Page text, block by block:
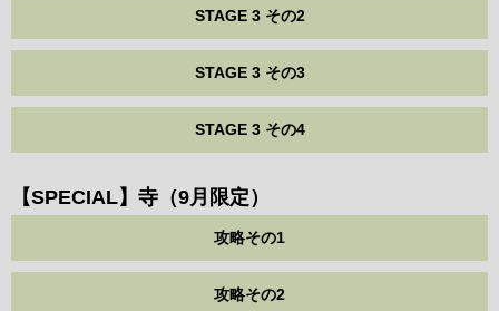
STAGE 3 その2
STAGE 3 その3
STAGE 3 その4
【SPECIAL】寺（9月限定）
攻略その1
攻略その2